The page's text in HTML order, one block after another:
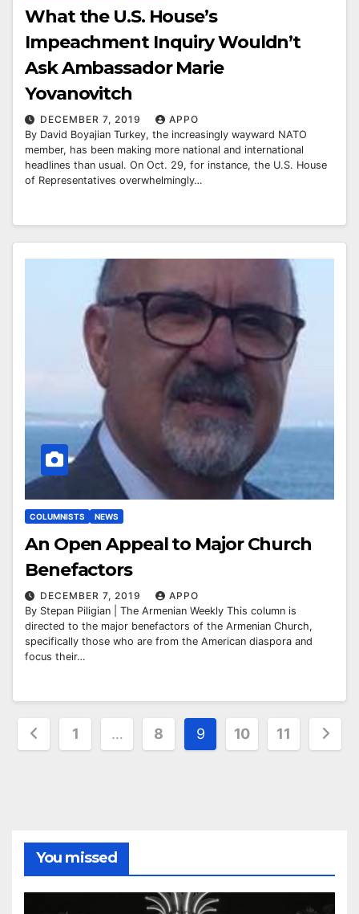
What the U.S. House’s
Impeachment Inquiry Wouldn’t
Ask Ambassador Marie
Yovanovitch
DECEMBER 7, 2019
APPO
By David Boyajian Turkey, the increasingly wayward NATO
member, has been making more national and international
headlines than usual. On Oct. 29, for instance, the U.S. House
of Representatives overwhelmingly…
COLUMNISTS NEWS
An Open Appeal to Major Church
Benefactors
DECEMBER 7, 2019
APPO
By Stepan Piligian | The Armenian Weekly This column is
directed to the major benefactors of the Armenian Church,
specifically those who are from the American diaspora and
focus their…
Posts
pagination
1 … 8 9 10 11
You missed